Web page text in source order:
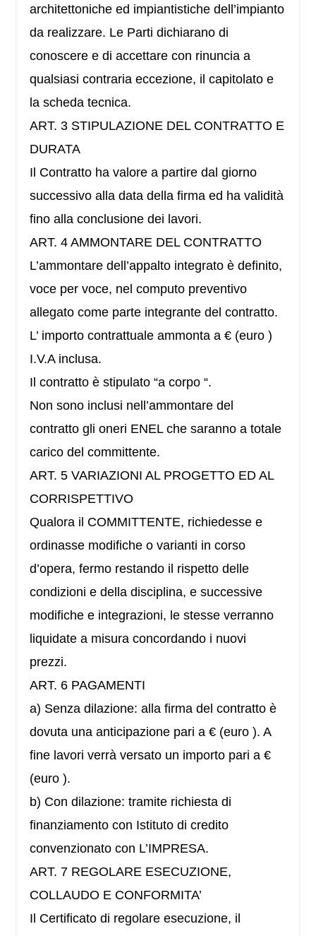
architettoniche ed impiantistiche dell’impianto
da realizzare. Le Parti dichiarano di
conoscere e di accettare con rinuncia a
qualsiasi contraria eccezione, il capitolato e
la scheda tecnica.
ART. 3 STIPULAZIONE DEL CONTRATTO E
DURATA
Il Contratto ha valore a partire dal giorno
successivo alla data della firma ed ha validità
fino alla conclusione dei lavori.
ART. 4 AMMONTARE DEL CONTRATTO
L’ammontare dell’appalto integrato è definito,
voce per voce, nel computo preventivo
allegato come parte integrante del contratto.
L’ importo contrattuale ammonta a € (euro )
I.V.A inclusa.
Il contratto è stipulato “a corpo “.
Non sono inclusi nell’ammontare del
contratto gli oneri ENEL che saranno a totale
carico del committente.
ART. 5 VARIAZIONI AL PROGETTO ED AL
CORRISPETTIVO
Qualora il COMMITTENTE, richiedesse e
ordinasse modifiche o varianti in corso
d’opera, fermo restando il rispetto delle
condizioni e della disciplina, e successive
modifiche e integrazioni, le stesse verranno
liquidate a misura concordando i nuovi
prezzi.
ART. 6 PAGAMENTI
a) Senza dilazione: alla firma del contratto è
dovuta una anticipazione pari a € (euro ). A
fine lavori verrà versato un importo pari a €
(euro ).
b) Con dilazione: tramite richiesta di
finanziamento con Istituto di credito
convenzionato con L’IMPRESA.
ART. 7 REGOLARE ESECUZIONE,
COLLAUDO E CONFORMITA’
Il Certificato di regolare esecuzione, il